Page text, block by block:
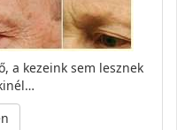
a kezeink sem lesznek